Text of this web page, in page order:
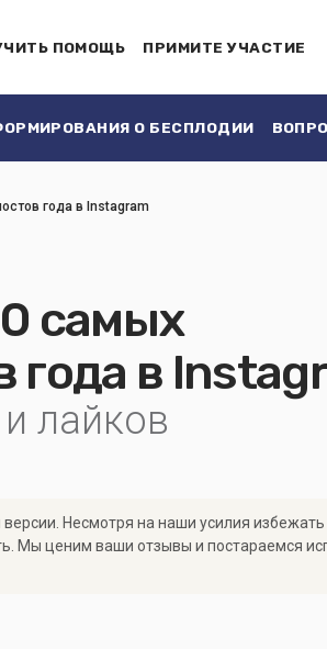
ПОМОЩЬ ПРИМИТЕ УЧАСТИЕ
О БЕСПЛОДИИ
года в Instagram
самых
года в
лайков
Несмотря на наши усилия
Мы ценим ваши отзывы и постараемся